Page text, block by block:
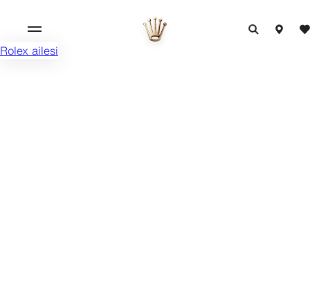
Rolex ailesi